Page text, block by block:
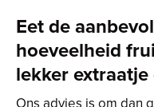
Eet de
hoeveelheid
lekker extraatje
Ons advies is om dan